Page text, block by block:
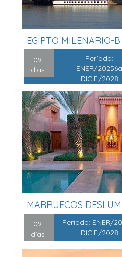
EGIPTO MILENARIO-
09
días
Período:
ENER/20256a
DICIE/2028
MARRUECOS
̷...
09
días
Período: ENER/
DICIE/2028